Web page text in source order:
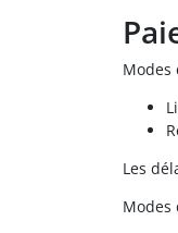
Modes
Les
Modes